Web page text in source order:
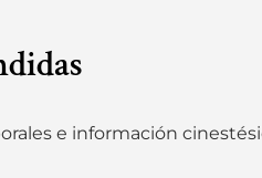
e información